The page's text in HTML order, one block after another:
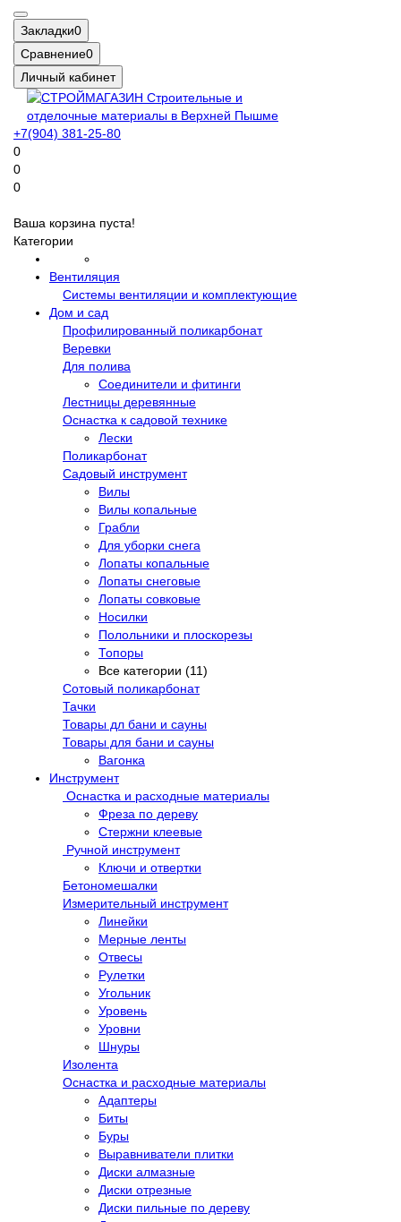
Закладки0
Сравнение0
Личный кабинет
+7(904) 381-25-80
0
0
0
Ваша корзина пуста!
Категории
Вентиляция
Системы вентиляции и комплектующие
Дом и сад
Профилированный поликарбонат
Веревки
Для полива
Соединители и фитинги
Лестницы деревянные
Оснастка к садовой технике
Лески
Поликарбонат
Садовый инструмент
Вилы
Вилы копальные
Грабли
Для уборки снега
Лопаты копальные
Лопаты снеговые
Лопаты совковые
Носилки
Полольники и плоскорезы
Топоры
Все категории (11)
Сотовый поликарбонат
Тачки
Товары дл бани и сауны
Товары для бани и сауны
Вагонка
Инструмент
Оснастка и расходные материалы
Фреза по дереву
Стержни клеевые
Ручной инструмент
Ключи и отвертки
Бетономешалки
Измерительный инструмент
Линейки
Мерные ленты
Отвесы
Рулетки
Угольник
Уровень
Уровни
Шнуры
Изолента
Оснастка и расходные материалы
Адаптеры
Биты
Буры
Выравниватели плитки
Диски алмазные
Диски отрезные
Диски пильные по дереву